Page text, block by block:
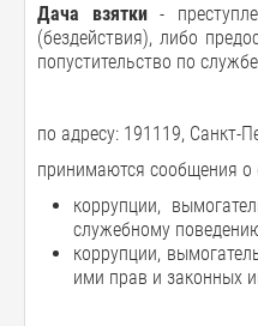
Дача взятки-
(бездействия), либо
попустительство по
по адресу: 191119, Санкт-
принимаются сообщения о
коррупции,
служебному
коррупции,
ими прав и законных